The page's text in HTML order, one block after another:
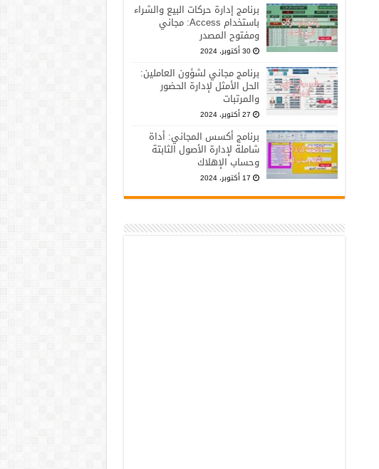
برنامج إدارة حركات البيع والشراء
باستخدام Access: مجاني
ومفتوح المصدر
30 أكتوبر، 2024
برنامج مجاني لشؤون العاملين:
الحل الأمثل لإدارة الحضور
والمرتبات
27 أكتوبر، 2024
برنامج أكسس المجاني: أداة
شاملة لإدارة الأصول الثابتة
وحساب الإهلاك
17 أكتوبر، 2024